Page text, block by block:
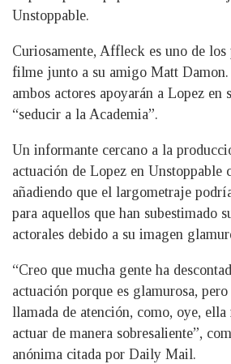
Unstoppable.
Curiosamente, Affleck es uno de los
filme junto a su amigo Matt Damon.
ambos actores apoyarán a Lopez en
“seducir a la Academia”.
Un informante cercano a la
actuación de Lopez en Unstoppable
añadiendo que el largometraje
para aquellos que han subestimado
actorales debido a su imagen
“Creo que mucha gente ha
actuación porque es glamurosa,
llamada de atención, como, oye, ella
actuar de manera sobresaliente”,
anónima citada por Daily Mail.